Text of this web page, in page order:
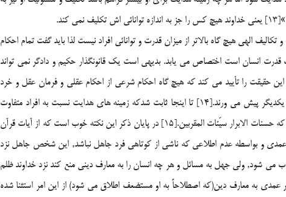
الهي هيچ گاه بالاتر از ميزان قدرت و توانائي افراد نيست لذا بايد گفت تمام احكام
قدرت انسان است اختصاص مي يابد. بديهي است يك قانونگذار حكيم و دادگر نمي تواند
حقيقت را تأييد مي كند كه هيچ گاه احكام شرعي از احكام عقلي و فرمان عقل و خرد
جدا نمي گردد و اين دو در همة مراحل دوش به دوش يكديگر پيش مي ورند.[14] تا اينجا ثابت شدكه زمينه هاي هدايت نسبت به افراد متفاوت
است و به همان ميزان مسئوليت افراد متفاوت است چرا كه حسنات الابرار سيّئات المقربين.[15] در پايان ذكر اين نكته خوب است كه از آيات قرآن
اگر غير عمدي و بواسطه عدم اطلاعي كه ناشي از كوتاهي فرد جاهل نباشد, اين شخص جاهل نزد
مي شود, ولي جهل به مسائل و هر چه انسان را به معارف ديني منع كند نزد خداوند ظلم
به معارف دين(كه اصطلاحاً به او مستضعف اطلاق مي شود) از اين امر استثنا شده